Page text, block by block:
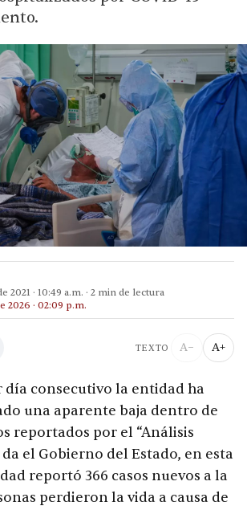
2021 · 10:49 a.m. · 2 min de lectura
2026 · 02:09 p.m.
TEXTO A− A+
día consecutivo la entidad ha
una aparente baja dentro de
reportados por el “Análisis
da el Gobierno del Estado, en esta
reportó 366 casos nuevos a la
perdieron la vida a causa de